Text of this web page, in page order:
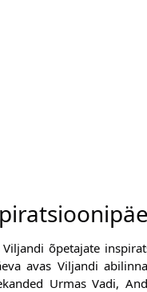
õpetajate
avas Viljandi
Urmas Vadi,